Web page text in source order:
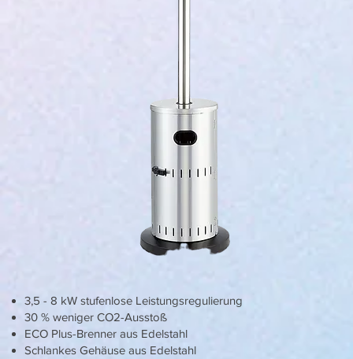
3,5 - 8 kW stufenlose Leistungsregulierung
30 % weniger CO2-Ausstoß
ECO Plus-Brenner aus Edelstahl
Schlankes Gehäuse aus Edelstahl